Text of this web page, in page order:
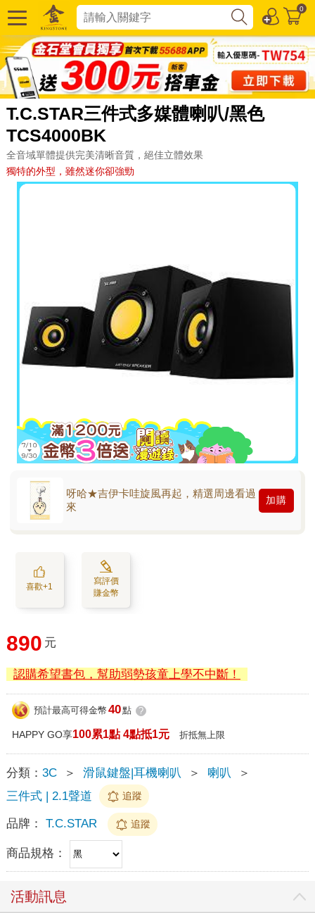
0
T.C.STAR三件式多媒體喇叭/黑色
TCS4000BK
全音域單體提供完美清晰音質，絕佳立體效果
獨特的外型，雖然迷你卻強勁
呀哈★吉伊卡哇旋風再起，精選周邊看過
來
加購
喜歡+1
寫評價
賺金幣
890 元
認購希望書包，幫助弱勢孩童上學不中斷！
預計最高可得金幣 40點 ?
HAPPY GO享100累1點 4點抵1元 折抵無上限
分類： 3C ＞ 滑鼠鍵盤|耳機喇叭 ＞ 喇叭
＞
三件式 | 2.1聲道
追蹤
品牌： T.C.STAR 追蹤
商品規格：
活動訊息